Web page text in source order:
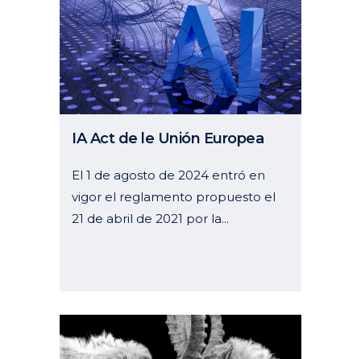
IA Act de le Unión Europea
El 1 de agosto de 2024 entró en
vigor el reglamento propuesto el
21 de abril de 2021 por la...